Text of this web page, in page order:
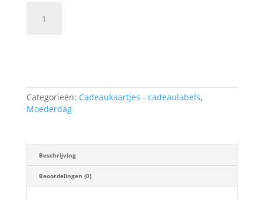
jou!
aantal
Categorieën: Cadeaukaartjes - cadeaulabels,
Moederdag
Beschrijving
Beoordelingen (0)